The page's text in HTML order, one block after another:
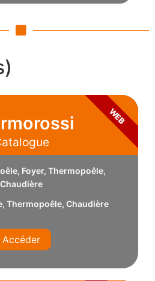
Foyer, Thermopoêle,
Chaudière
Thermopoêle, Chaudière
Accéder
WEB